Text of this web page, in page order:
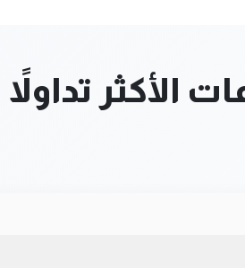
الأكثر تداولاً